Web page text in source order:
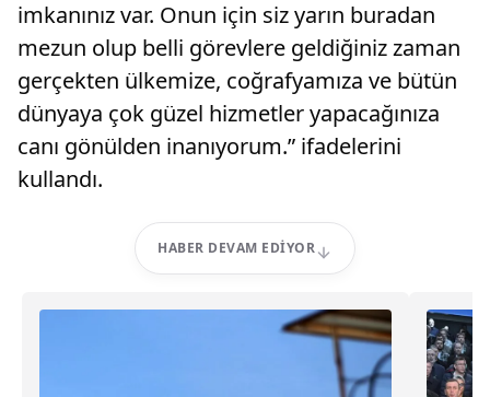
imkanınız var. Onun için siz yarın buradan
mezun olup belli görevlere geldiğiniz zaman
gerçekten ülkemize, coğrafyamıza ve bütün
dünyaya çok güzel hizmetler yapacağınıza
canı gönülden inanıyorum.” ifadelerini
kullandı.
HABER DEVAM EDIYOR